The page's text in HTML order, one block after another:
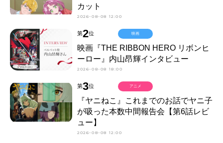
カット
2026-08-08 12:00
第2位
映画『THE RIBBON HERO リボンヒ
ーロー』内山昂輝インタビュー
2026-08-08 18:00
映画
第3位
『ヤニねこ』これまでのお話でヤニ子
が吸った本数中間報告会【第6話レビ
ュー】
2026-08-08 12:00
アニメ